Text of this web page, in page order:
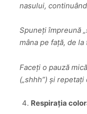
nasului,
Spuneți împreună
mâna pe față, de
Faceți o pauză
(„shhh”) și repetați
Respirația